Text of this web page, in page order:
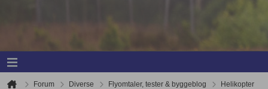
Forum Diverse Flyomtaler, tester & byggeblog
Helikopter